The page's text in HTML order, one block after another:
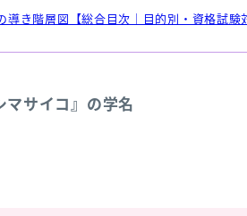
導き階層図【総合目次｜目的別・資格試験
マサイコ』の学名